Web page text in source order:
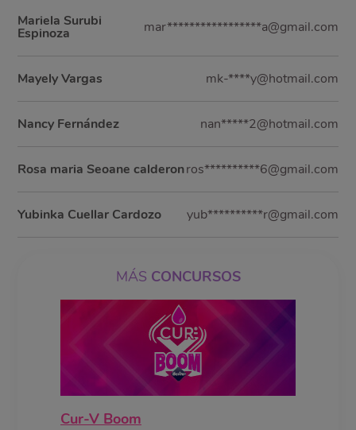
MÁS CONCURSOS
Cur-V Boom
Mariela Surubi
Espinoza mar*****************a@gmail.com
Mayely Vargas mk-****y@hotmail.com
Nancy Fernández nan*****2@hotmail.com
Rosa maria Seoane calderonros**********6@gmail.com
Yubinka Cuellar Cardozo yub**********r@gmail.com